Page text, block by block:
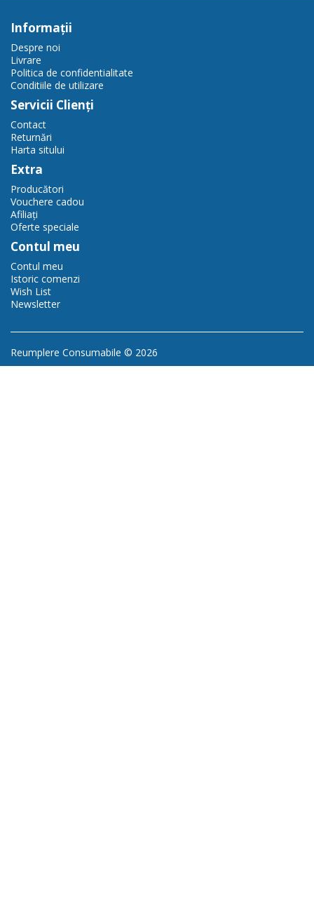
Informaţii
Despre noi
Livrare
Politica de confidentialitate
Conditiile de utilizare
Servicii Clienţi
Contact
Returnări
Harta sitului
Extra
Producători
Vouchere cadou
Afiliaţi
Oferte speciale
Contul meu
Contul meu
Istoric comenzi
Wish List
Newsletter
Reumplere Consumabile © 2026